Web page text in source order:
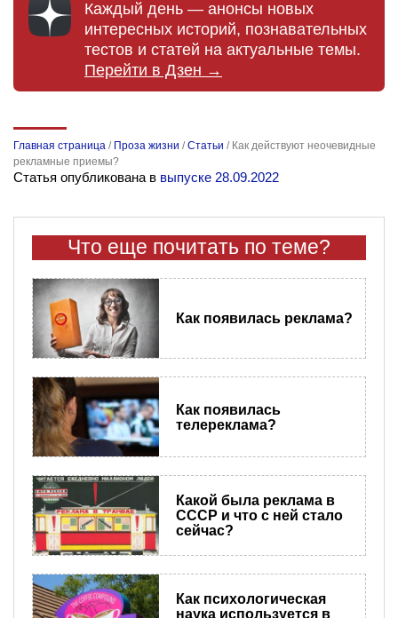
Каждый день — анонсы новых
интересных историй, познавательных
тестов и статей на актуальные темы.
Перейти в Дзен →
Главная страница / Проза жизни /Статьи / Как действуют неочевидные
рекламные приемы?
Статья опубликована в выпуске 28.09.2022
Что еще почитать по теме?
Как появилась реклама?
Как появилась
телереклама?
Какой была реклама в
СССР и что с ней стало
сейчас?
Как психологическая
наука используется в